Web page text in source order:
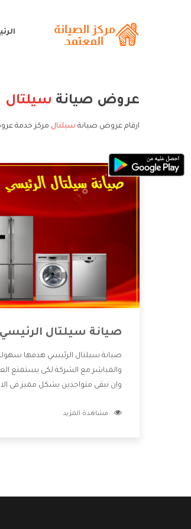
عروض صيانة سيلتال
ارقام عروض صيانة سيلتال مركز خدمة
صيانة سيلتال الرئيسي
صيانة سيلتال الرئيسي هدفها
والمباشر مع الشركة لكى يستمتع
وان نبقى متواجدين بشكل مميز فى
بالخدمات التى تنفرد الشركة بها
مشاهدة المزيد